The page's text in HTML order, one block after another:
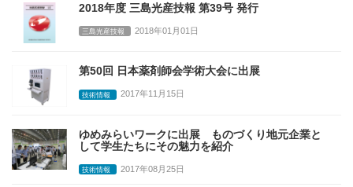
2018年度 三島光産技報 第39号 発行
三島光産技報 2018年01月01日
第50回 日本薬剤師会学術大会に出展
技術情報 2017年11月15日
ゆめみらいワークに出展 ものづくり地元企業と
して学生たちにその魅力を紹介
技術情報 2017年08月25日